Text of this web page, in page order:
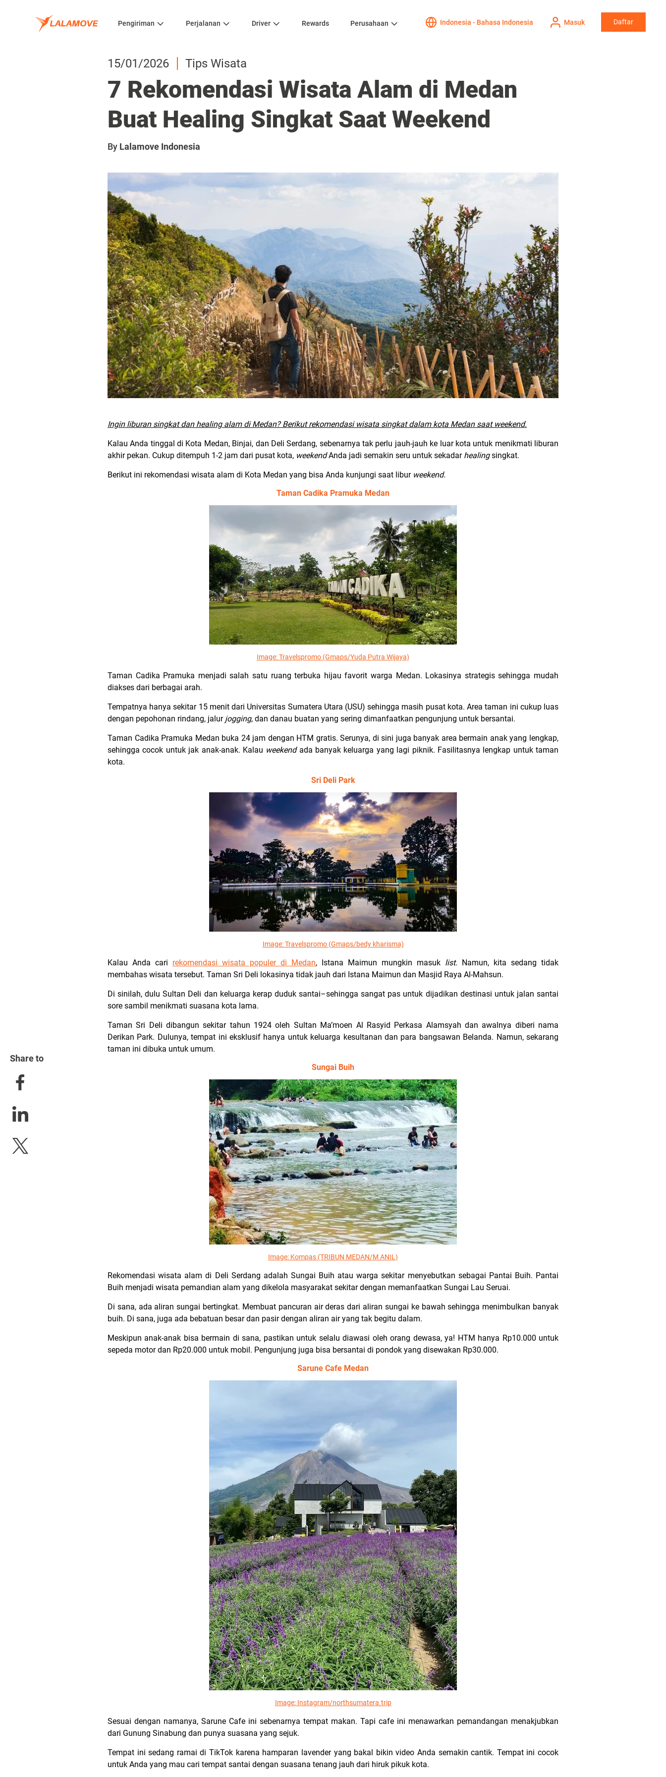
Pengiriman Perjalanan Driver Rewards Perusahaan Indonesia - Bahasa Indonesia Masuk Daftar
15/01/2026 Tips Wisata
7 Rekomendasi Wisata Alam di Medan
Buat Healing Singkat Saat Weekend
By Lalamove Indonesia
Ingin liburan singkat dan healing alam di Medan? Berikut rekomendasi wisata singkat dalam kota Medan saat weekend.
Kalau Anda tinggal di Kota Medan, Binjai, dan Deli Serdang, sebenarnya tak perlu jauh-jauh ke luar kota untuk menikmati liburan
akhir pekan. Cukup ditempuh 1-2 jam dari pusat kota, weekendAnda jadi semakin seru untuk sekadar healingsingkat.
Berikut ini rekomendasi wisata alam di Kota Medan yang bisa Anda kunjungi saat libur weekend.
Taman Cadika Pramuka Medan
Image:Travelspromo (Gmaps/Yuda Putra Wijaya)
Taman Cadika Pramuka menjadi salah satu ruang terbuka hijau favorit warga Medan. Lokasinya strategis sehingga mudah
diakses dari berbagai arah.
Tempatnya hanya sekitar 15 menit dari Universitas Sumatera Utara (USU) sehingga masih pusat kota. Area taman ini cukup luas
dengan pepohonan rindang, jalur jogging, dan danau buatan yang sering dimanfaatkan pengunjung untuk bersantai.
Taman Cadika Pramuka Medan buka 24 jam dengan HTM gratis. Serunya, di sini juga banyak area bermain anak yang lengkap,
sehingga cocok untuk jak anak-anak. Kalau weekend ada banyak keluarga yang lagi piknik. Fasilitasnya lengkap untuk taman
kota.
Sri Deli Park
Image:Travelspromo (Gmaps/bedy kharisma)
Kalau Anda cari rekomendasi wisata populer di Medan, Istana Maimun mungkin masuk list. Namun, kita sedang tidak
membahas wisata tersebut. Taman Sri Deli lokasinya tidak jauh dari Istana Maimun dan Masjid Raya Al-Mahsun.
Di sinilah, dulu Sultan Deli dan keluarga kerap duduk santai–sehingga sangat pas untuk dijadikan destinasi untuk jalan santai
sore sambil menikmati suasana kota lama.
Taman Sri Deli dibangun sekitar tahun 1924 oleh Sultan Ma’moen Al Rasyid Perkasa Alamsyah dan awalnya diberi nama
Derikan Park. Dulunya, tempat ini eksklusif hanya untuk keluarga kesultanan dan para bangsawan Belanda. Namun, sekarang
taman ini dibuka untuk umum.
Sungai Buih
Image: Kompas (TRIBUN MEDAN/M ANIL)
Rekomendasi wisata alam di Deli Serdang adalah Sungai Buih atau warga sekitar menyebutkan sebagai Pantai Buih. Pantai
Buih menjadi wisata pemandian alam yang dikelola masyarakat sekitar dengan memanfaatkan Sungai Lau Seruai.
Di sana, ada aliran sungai bertingkat. Membuat pancuran air deras dari aliran sungai ke bawah sehingga menimbulkan banyak
buih. Di sana, juga ada bebatuan besar dan pasir dengan aliran air yang tak begitu dalam.
Meskipun anak-anak bisa bermain di sana, pastikan untuk selalu diawasi oleh orang dewasa, ya! HTM hanya Rp10.000 untuk
sepeda motor dan Rp20.000 untuk mobil. Pengunjung juga bisa bersantai di pondok yang disewakan Rp30.000.
Sarune Cafe Medan
Image: Instagram/northsumatera.trip
Sesuai dengan namanya, Sarune Cafe ini sebenarnya tempat makan. Tapi cafe ini menawarkan pemandangan menakjubkan
dari Gunung Sinabung dan punya suasana yang sejuk.
Tempat ini sedang ramai di TikTok karena hamparan lavender yang bakal bikin video Anda semakin cantik. Tempat ini cocok
untuk Anda yang mau cari tempat santai dengan suasana tenang jauh dari hiruk pikuk kota.
Share to